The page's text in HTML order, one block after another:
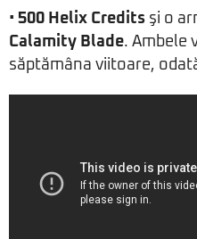
• 500 Helix Credits şi o
Calamity Blade. Ambele
săptămâna viitoare,